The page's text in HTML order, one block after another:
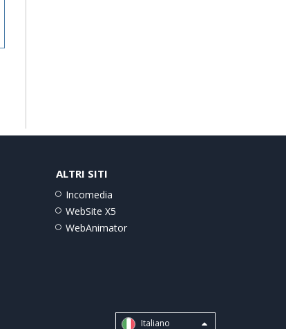
ALTRI SITI
Incomedia
WebSite X5
WebAnimator
Italiano